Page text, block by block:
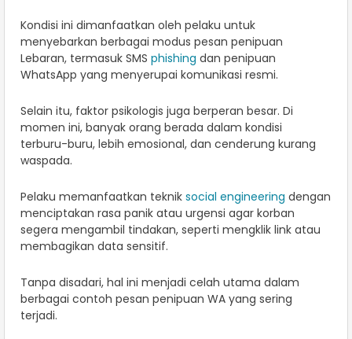
Kondisi ini dimanfaatkan oleh pelaku untuk
menyebarkan berbagai modus pesan penipuan
Lebaran, termasuk SMS phishing dan penipuan
WhatsApp yang menyerupai komunikasi resmi.
Selain itu, faktor psikologis juga berperan besar. Di
momen ini, banyak orang berada dalam kondisi
terburu-buru, lebih emosional, dan cenderung kurang
waspada.
Pelaku memanfaatkan teknik social engineering dengan
menciptakan rasa panik atau urgensi agar korban
segera mengambil tindakan, seperti mengklik link atau
membagikan data sensitif.
Tanpa disadari, hal ini menjadi celah utama dalam
berbagai contoh pesan penipuan WA yang sering
terjadi.